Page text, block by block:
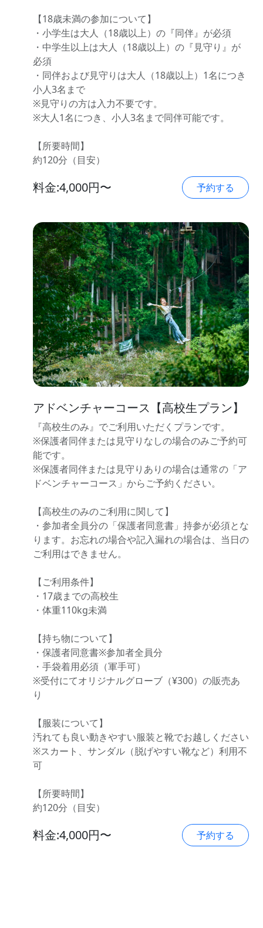
【18歳未満の参加について】
・小学生は大人（18歳以上）の『同伴』が必須
・中学生以上は大人（18歳以上）の『見守り』が
必須
・同伴および見守りは大人（18歳以上）1名につき
小人3名まで
※見守りの方は入力不要です。
※大人1名につき、小人3名まで同伴可能です。
【所要時間】
約120分（目安）
料金:4,000円〜 予約する
アドベンチャーコース【高校生プラン】
『高校生のみ』でご利用いただくプランです。
※保護者同伴または見守りなしの場合のみご予約可
能です。
※保護者同伴または見守りありの場合は通常の「ア
ドベンチャーコース」からご予約ください。
【高校生のみのご利用に関して】
・参加者全員分の「保護者同意書」持参が必須とな
ります。お忘れの場合や記入漏れの場合は、当日の
ご利用はできません。
【ご利用条件】
・17歳までの高校生
・体重110kg未満
【持ち物について】
・保護者同意書※参加者全員分
・手袋着用必須（軍手可）
※受付にてオリジナルグローブ（¥300）の販売あ
り
【服装について】
汚れても良い動きやすい服装と靴でお越しください
※スカート、サンダル（脱げやすい靴など）利用不
可
【所要時間】
約120分（目安）
料金:4,000円〜 予約する